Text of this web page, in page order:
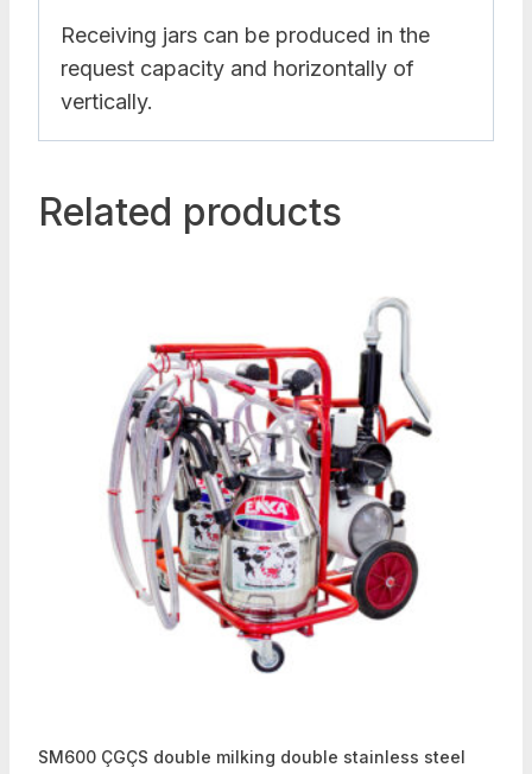
Receiving jars can be produced in the
request capacity and horizontally of
vertically.
Related products
SM600 ÇGÇS double milking double stainless steel